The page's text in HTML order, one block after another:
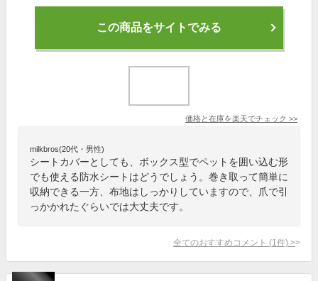
この商品をサイトでみる
価格と在庫を楽天でチェック >>
milkbros(20代・男性)
シートカバーとしても、ボックス型でペットを囲い込む形
でも使える防水シートはどうでしょう。巻き取って簡単に
収納できる一方、布地はしっかりしていますので、爪で引
っかかれたぐらいでは大丈夫です。
全てのおすすめコメント (1 件) >